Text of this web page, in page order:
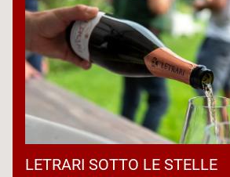
LETRARI SOTTO LE STELLE